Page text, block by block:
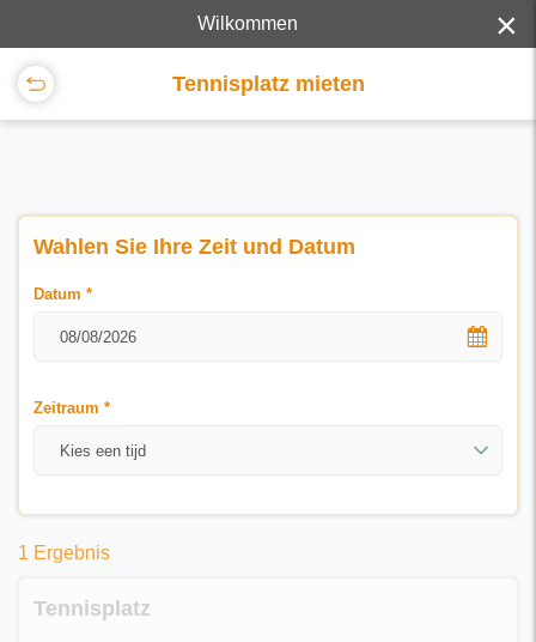
Wilkommen ×
Tennisplatz mieten
Wahlen Sie Ihre Zeit und Datum
Datum *
Zeitraum *
Kies een tijd
1 Ergebnis
Tennisplatz